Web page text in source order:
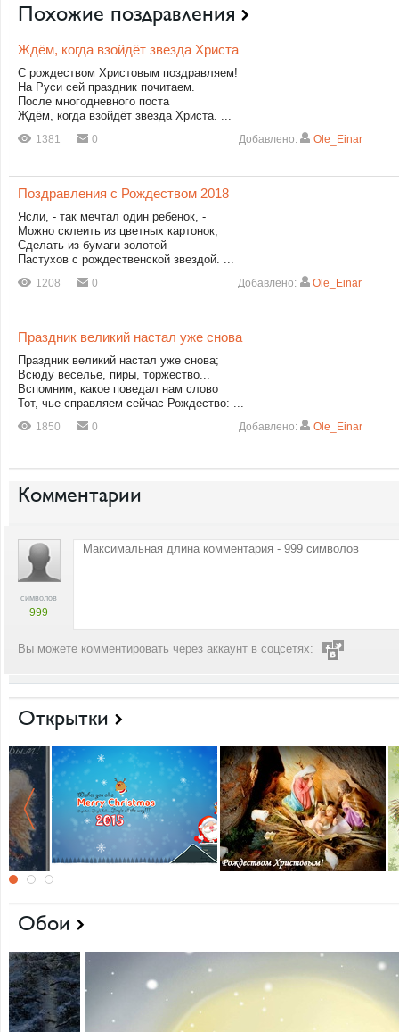
Похожие поздравления
Ждём, когда взойдёт звезда Христа
C рождеством Христовым поздравляем!
На Руси сей праздник почитаем.
После многодневного поста
Ждём, когда взойдёт звезда Христа. ...
1381 0 Добавлено: Ole_Einar
Поздравления с Рождеством 2018
Ясли, - так мечтал один ребенок, -
Можно склеить из цветных картонок,
Сделать из бумаги золотой
Пастухов с рождественской звездой. ...
1208 0 Добавлено: Ole_Einar
Праздник великий настал уже снова
Праздник великий настал уже снова;
Всюду веселье, пиры, торжество...
Вспомним, какое поведал нам слово
Тот, чье справляем сейчас Рождество: ...
1850 0 Добавлено: Ole_Einar
Комментарии
символов
999
Вы можете комментировать через аккаунт в соцсетях:
Открытки
Обои